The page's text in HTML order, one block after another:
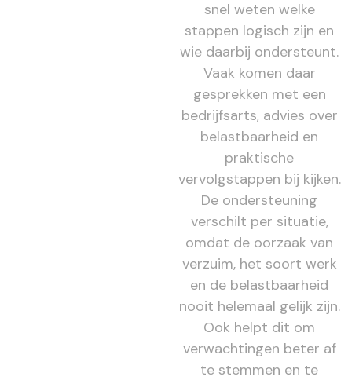
snel weten welke
stappen logisch zijn en
wie daarbij ondersteunt.
Vaak komen daar
gesprekken met een
bedrijfsarts, advies over
belastbaarheid en
praktische
vervolgstappen bij kijken.
De ondersteuning
verschilt per situatie,
omdat de oorzaak van
verzuim, het soort werk
en de belastbaarheid
nooit helemaal gelijk zijn.
Ook helpt dit om
verwachtingen beter af
te stemmen en te